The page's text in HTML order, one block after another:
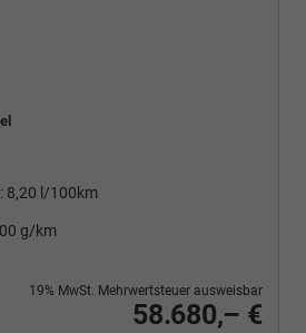
8,20 l/100km
g/km
58.680,– €
19% MwSt. Mehrwertsteuer ausweisbar